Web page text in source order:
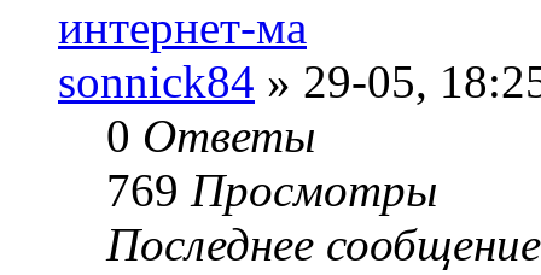
интернет-ма
sonnick84 » 29-05,
0 Ответы
769 Просмотры
Последнее